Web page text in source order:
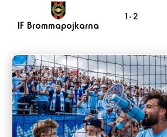
IF Brommapojkarna
1 - 2